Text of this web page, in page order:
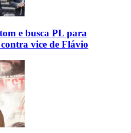
e busca PL para
vice de Flávio